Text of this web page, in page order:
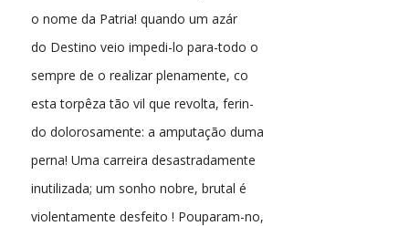
o nome da Patria! quando um azár
do Destino veio impedi-lo para-todo o
sempre de o realizar plenamente, co
esta torpêza tão vil que revolta, ferin-
do dolorosamente: a amputação duma
perna! Uma carreira desastradamente
inutilizada; um sonho nobre, brutal é
violentamente desfeito ! Pouparam-no,